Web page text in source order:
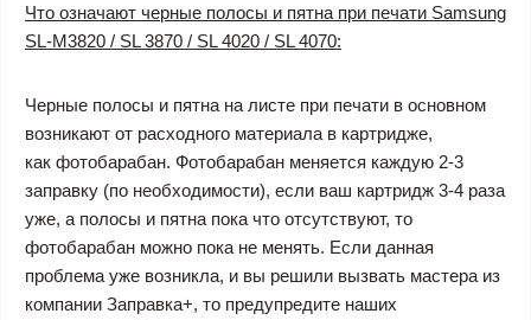
Что означают черные полосы и пятна при печати Samsung
SL-M3820 / SL 3870 / SL 4020 / SL 4070:
Черные полосы и пятна на листе при печати в основном
возникают от расходного материала в картридже,
как фотобарабан. Фотобарабан меняется каждую 2-3
заправку (по необходимости), если ваш картридж 3-4 раза
уже, а полосы и пятна пока что отсутствуют, то
фотобарабан можно пока не менять. Если данная
проблема уже возникла, и вы решили вызвать мастера из
компании Заправка+, то предупредите наших